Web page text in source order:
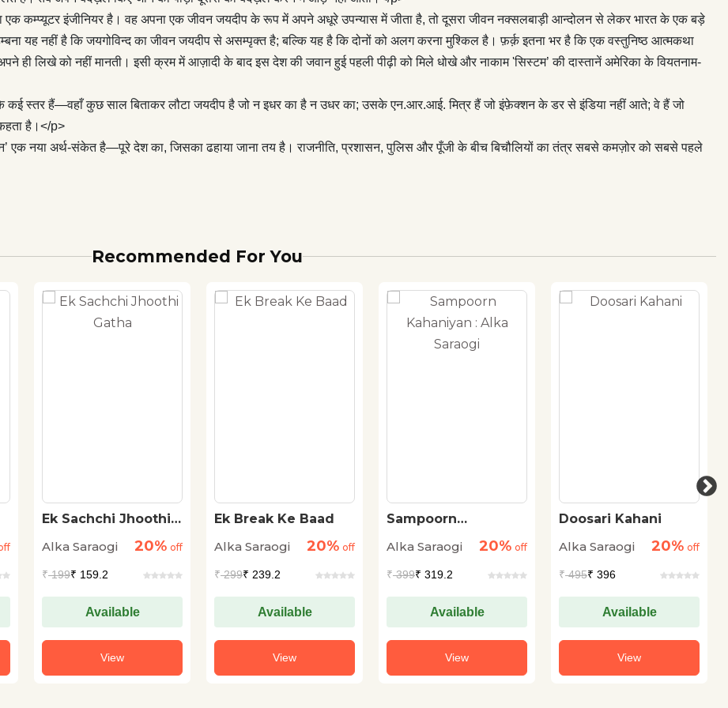
अमेरिका के वियतनाम-युद्ध से लेकर विकीलीक्स के धोखे तक फैली हैं।
इस उपन्यास में एक ‘मोटिफ़’ की तरह है जिसमें विस्थापन के कई स्तर हैं—
बिताकर लौटा जयदीप है जो न इधर का है न उधर का; उसके एन.आर.आई. मित्र
चिड़ियाघर कहता है।</p> <p>सड़क पर गुज़रती हर बस के साथ हिलता
मैनशन’ एक नया अर्थ-संकेत है—पूरे देश का, जिसका ढहाया जाना तय है।
पुलिस और पूँजी के बीच बिचौलियों का तंत्र सबसे कमज़ोर को सबसे पहले
कम्प्यूटर इंजीनियर है। वह अपना एक जीवन जयदीप के रूप में अपने अधूरे उपन्यास में जीता है, तो दूसरा जीवन नक्सलबाड़ी आन्दोलन से लेकर भारत के एक बड़े
यह नहीं है कि जयगोविन्द का जीवन जयदीप से असम्पृक्त है; बल्कि यह है कि दोनों को अलग करना मुश्किल है। फ़र्क़ इतना भर है कि एक वस्तुनिष्ठ आत्मकथा
ही लिखे को नहीं मानती। इसी क्रम में आज़ादी के बाद इस देश की जवान हुई पहली पीढ़ी को मिले धोखे और नाकाम 'सिस्टम’ की दास्तानें अमेरिका के वियतनाम-
के कई स्तर हैं—वहाँ कुछ साल बिताकर लौटा जयदीप है जो न इधर का है न उधर का; उसके एन.आर.आई. मित्र हैं जो इंफ़ेक्शन के डर से इंडिया नहीं आते; वे हैं जो
है।</p>
नया अर्थ-संकेत है—पूरे देश का, जिसका ढहाया जाना तय है। राजनीति, प्रशासन, पुलिस और पूँजी के बीच बिचौलियों का तंत्र सबसे कमज़ोर को सबसे पहले
Recommended For You
Ek Sachchi Jhoothi
Alka Saraogi
20% off
₹199₹ 159.2
Available
View
Ek Break Ke Baad
Alka Saraogi
20% off
₹299₹ 239.2
Available
View
Sampoorn
Saraogi
Alka Saraogi 20% off
₹399₹ 319.2
Available
View
Doosari Kahani
Alka Saraogi
20% off
₹495₹ 396
Available
View